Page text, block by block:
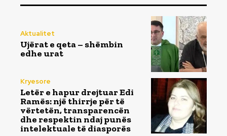
Aktualitet
Ujërat e qeta – shëmbin
edhe urat
Kryesore
Letër e hapur drejtuar Edi
Ramës: një thirrje për të
vërtetën, transparencën
dhe respektin ndaj punës
intelektuale të diasporës